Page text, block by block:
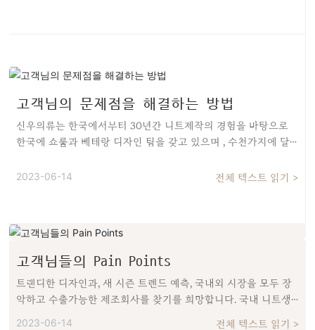
있으며 불확실한 시장변화에 민감하게 반응함으로 리스크를 초
소화 하는 능력을 갖추었습니다. 신우의류의 안정적인 “생산
량”은 고객님들에게 양질의 제품과 경재력이 있는 “단가우세”를
고객님의 문제점을 해결하는 방법
신우의류는 한국에서부터 30년간 니트제작의 경험을 바탕으로
한국에 쇼룸과 베테랑 디자인 팀을 갖고 있으며 , 수천가지에 달
션쇼와 신제품 출시, 업계 브랜드 미팅들을 통해 수백가지의 디자
에 맞는 스타일들을 디자인 하고 있으며 디자인에 “클래식” “시
크함” ”우아함” “패션너블”하고 “트랜디”한 요소들을 가미함으
로 차별화를 두고 있습니다. S/S 시즌과 F/W시즌남성복,여성복
니트의류 전 품목을 디자인하고 생산합니다.
2023-06-14 전체 텍스트 읽기 >
고객님들의 Pain Points
트랜디한 디자인과, 새 시즌 트렌드 예측, 국내외 시장을 모두 장
악하고 수출가능한 제조회사를 찾기를 희망합니다. 국내 니트생
2023-06-14 전체 텍스트 읽기 >